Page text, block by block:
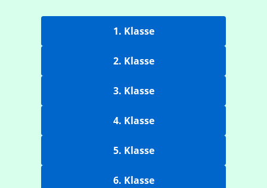
1. Klasse
2. Klasse
3. Klasse
4. Klasse
5. Klasse
6. Klasse